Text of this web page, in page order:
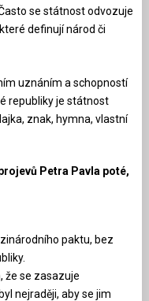
se státnost odvozuje
definují národ či
uznáním a schopností
republiky je státnost
znak, hymna, vlastní
Petra Pavla poté,
paktu, bez
že se zasazuje
nejraději, aby se jim